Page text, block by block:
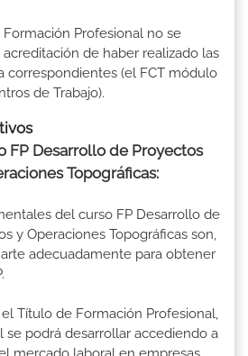
Formación Profesional no se
de haber realizado las
correspondientes (el FCT módulo
de Trabajo).
FP Desarrollo de Proyectos
Topográficas:
del curso FP Desarrollo de
y Operaciones Topográficas son,
adecuadamente para obtener
Título de Formación Profesional,
se podrá desarrollar accediendo a